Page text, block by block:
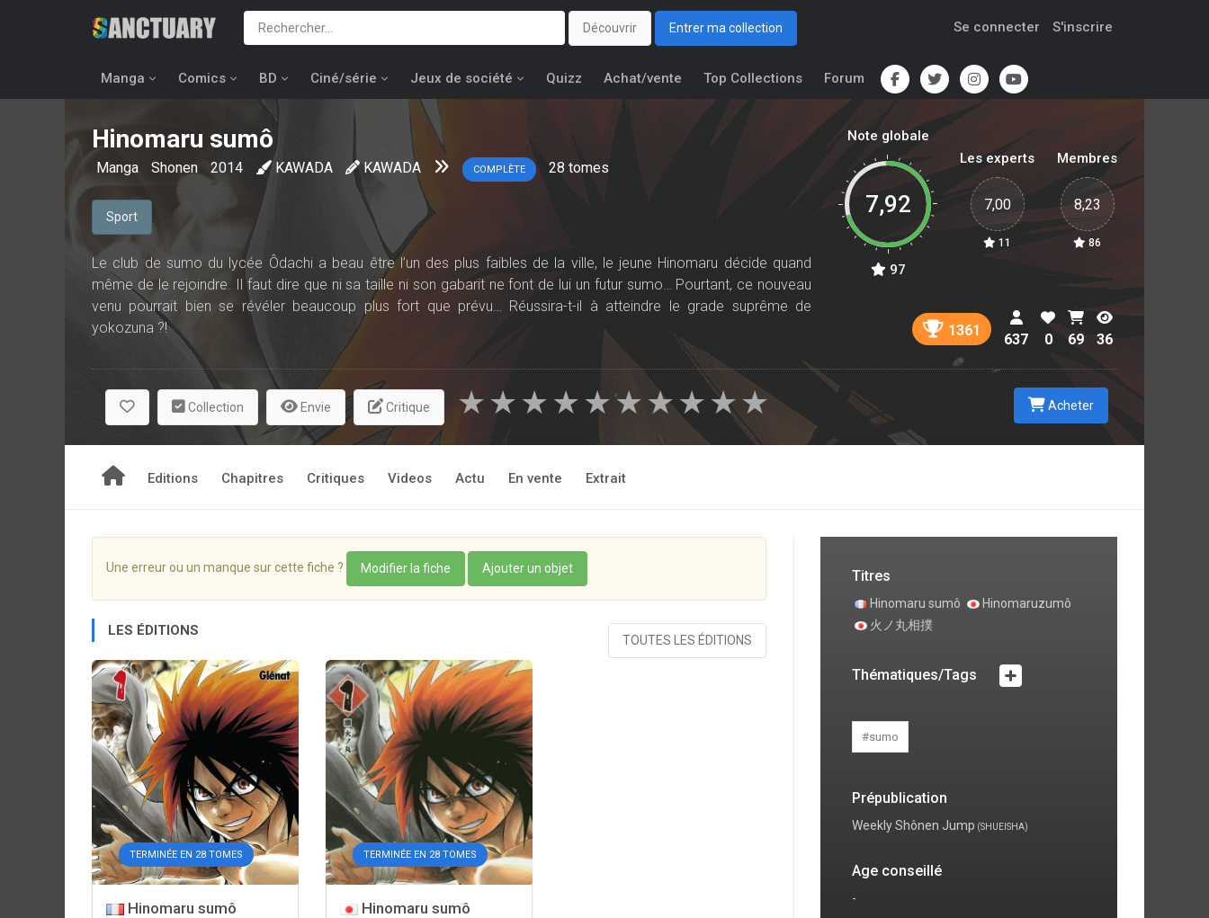
Découvrir Entrer ma collection Se connecter S'inscrire
Manga Comics BD Ciné/série Jeux de société Quizz Achat/vente Top Collections Forum
Hinomaru sumô
Manga Shonen 2014 KAWADA KAWADA COMPLÈTE 28 tomes
Sport
Le club de sumo du lycée Ôdachi a beau être l’un des plus faibles de la ville, le jeune Hinomaru décide quand
même de le rejoindre. Il faut dire que ni sa taille ni son gabarit ne font de lui un futur sumo… Pourtant, ce nouveau
venu pourrait bien se révéler beaucoup plus fort que prévu… Réussira-t-il à atteindre le grade suprême de
yokozuna ?!
Découvrez le parcours de ce lycéen hors norme dans le monde enflammé du sumo !
Note globale
7,92
97
Les experts
7,00
11
Membres
8,23
86
1361
637 0 69 36
Collection Envie Critique ★
★
★
★
★
★
★
★
★
★ Acheter
Editions Chapitres Critiques Videos Actu En vente Extrait
Une erreur ou un manque sur cette fiche ? Modifier la fiche Ajouter un objet
LES ÉDITIONS
TOUTES LES ÉDITIONS
TERMINÉE EN 28 TOMES
Hinomaru sumô
TERMINÉE EN 28 TOMES
Hinomaru sumô
Titres
Hinomaru sumô
Hinomaruzumô
火ノ丸相撲
Thématiques/Tags
#sumo
Prépublication
Weekly Shônen Jump (SHUEISHA)
Age conseillé
-